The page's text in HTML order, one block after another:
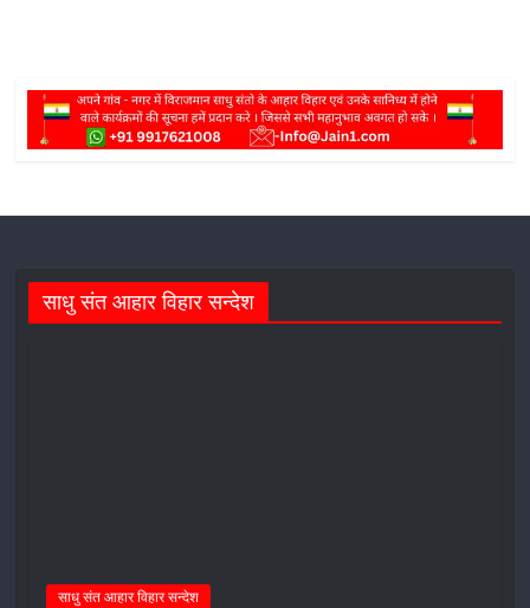
साधु संत आहार विहार सन्देश
साधु संत आहार विहार सन्देश